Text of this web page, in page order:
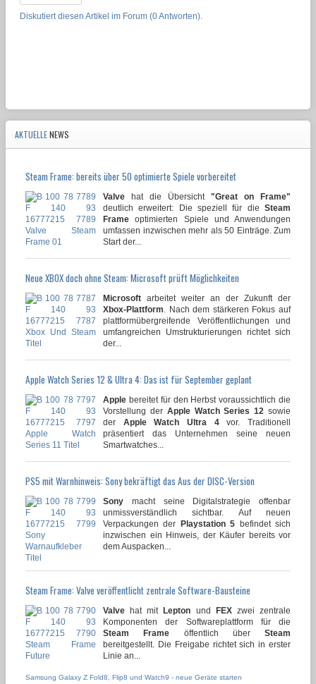
Diskutiert diesen Artikel im Forum (0 Antworten).
AKTUELLENEWS
Steam Frame: bereits über 50 optimierte Spiele vorbereitet
Valve hat die Übersicht "Great on Frame"
deutlich erweitert: Die speziell für die Steam
Frame optimierten Spiele und Anwendungen
umfassen inzwischen mehr als 50 Einträge. Zum
Start der...
Neue XBOX doch ohne Steam: Microsoft prüft Möglichkeiten
Microsoft arbeitet weiter an der Zukunft der
Xbox-Plattform. Nach dem stärkeren Fokus auf
plattformübergreifende Veröffentlichungen und
umfangreichen Umstrukturierungen richtet sich
der...
Apple Watch Series 12 & Ultra 4: Das ist für September geplant
Apple bereitet für den Herbst voraussichtlich die
Vorstellung der Apple Watch Series 12 sowie
der Apple Watch Ultra 4vor. Traditionell
präsentiert das Unternehmen seine neuen
Smartwatches...
PS5 mit Warnhinweis: Sony bekräftigt das Aus der DISC-Version
Sony macht seine Digitalstrategie offenbar
unmissverständlich sichtbar. Auf neuen
Verpackungen der
Playstation 5 befindet sich
inzwischen ein Hinweis, der Käufer bereits vor
dem Auspacken...
Steam Frame: Valve veröffentlicht zentrale Software-Bausteine
Valve hat mit Lepton und FEXzwei zentrale
Komponenten der Softwareplattform für die
Steam Frame öffentlich über Steam
bereitgestellt. Die Freigabe richtet sich in erster
Linie an...
Samsung Galaxy Z Fold8, Flip8 und Watch9 - neue Geräte starten